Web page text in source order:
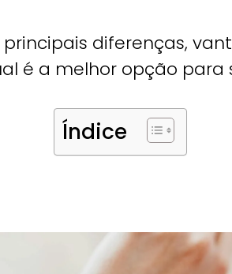
diferenças,
é a melhor opção para
Índice